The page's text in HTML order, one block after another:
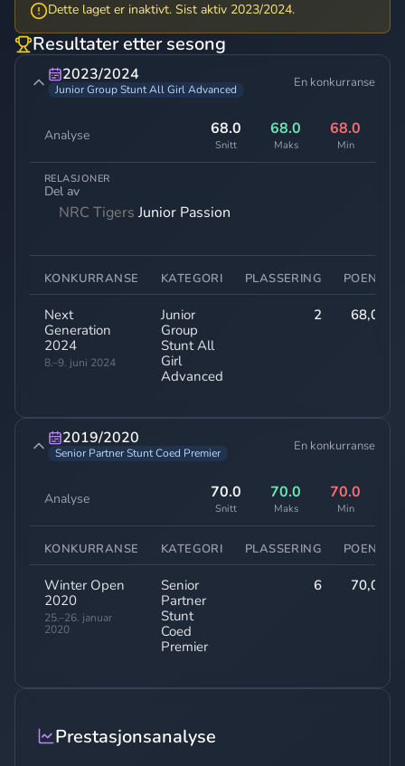
Dette laget er inaktivt. Sist aktiv 2023/2024.
Resultater etter sesong
2023/2024
Junior Group Stunt All Girl Advanced En konkurranse
Analyse 68.0
Snitt
68.0
Maks
68.0
Min
RELASJONER
Del av
NRC Tigers Junior Passion
KONKURRANSE KATEGORI PLASSERING POENG
Next
Generation
2024
8.–9. juni 2024
Junior
Group
Stunt All
Girl
Advanced
2 68,00
2019/2020
Senior Partner Stunt Coed Premier En konkurranse
Analyse 70.0
Snitt
70.0
Maks
70.0
Min
KONKURRANSE KATEGORI PLASSERING POENG
Winter Open
2020
25.–26. januar
2020
Senior
Partner
Stunt
Coed
Premier
6 70,00
Prestasjonsanalyse